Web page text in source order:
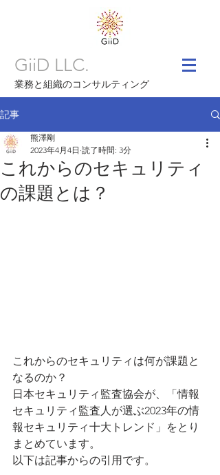
GiiD LLC.
業務と組織のコンサルティング
記事
これからのセキュリティ
の課題とは？
熊澤剛
2023年4月4日 読了時間: 3分
これからのセキュリティは何が課題と
なるのか？
日本セキュリティ監査協会が、「情報
セキュリティ監査人が選ぶ2023年の情
報セキュリティ十大トレンド」をとり
まとめています。
以下は記事からの引用です。